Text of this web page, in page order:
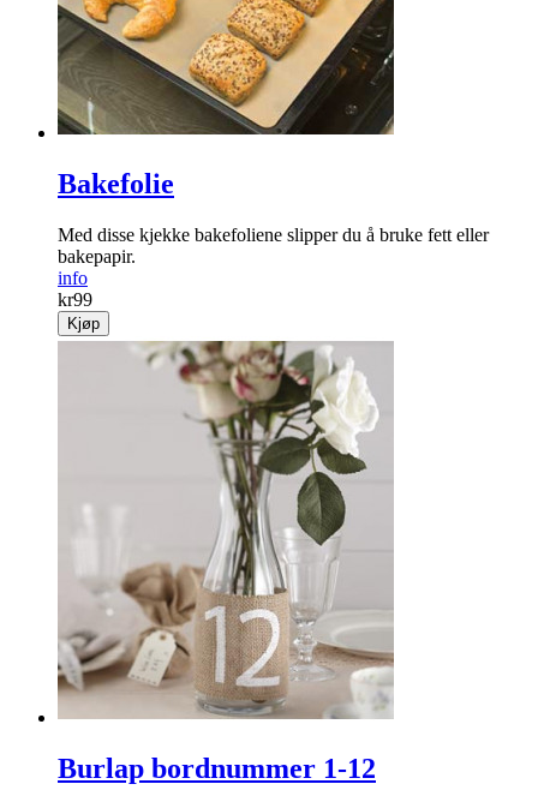
Bakefolie
Med disse kjekke bake­foliene slipper du å bruke fett eller
bakepapir.
info
kr99
Kjøp
Burlap bordnummer 1-12